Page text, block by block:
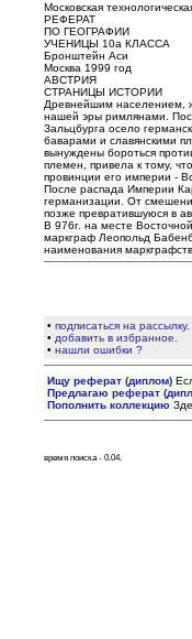
Московская
РЕФЕРАТ
ПО ГЕОГРАФИИ
УЧЕНИЦЫ 10а КЛАССА
Бронштейн Аси
Москва 1999 год
АВСТРИЯ
СТРАНИЦЫ ИСТОРИИ
Древнейшим населением,
нашей эры римлянами.
Зальцбурга осело
баварами и славянскими
вынуждены бороться
племен, привела к тому,
провинции его империи -
После распада Империи
германизации. От
позже превратившуюся в
В 976г. на месте
маркграф Леопольд
наименования
•подписаться на рассылку.
• добавить в избранное.
•нашли ошибки ?
Ищу реферат (диплом)
Предлагаю реферат
Пополнить коллекцию
время поиска - 0.04.